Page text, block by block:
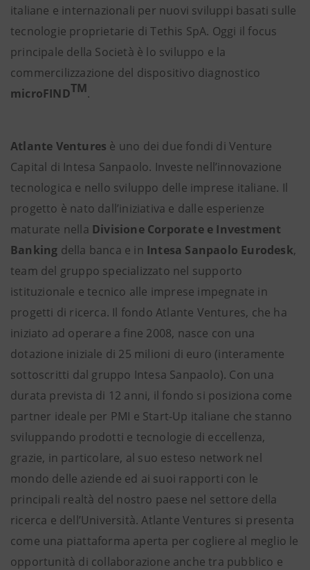
italiane e internazionali per nuovi sviluppi basati sulle
tecnologie proprietarie di Tethis SpA. Oggi il focus
principale della Società è lo sviluppo e la
commercilizzazione del dispositivo diagnostico
microFINDTM.
Atlante Ventures è uno dei due fondi di Venture
Capital di Intesa Sanpaolo. Investe nell’innovazione
tecnologica e nello sviluppo delle imprese italiane. Il
progetto è nato dall’iniziativa e dalle esperienze
maturate nella Divisione Corporate e Investment
Banking della banca e in Intesa Sanpaolo Eurodesk,
team del gruppo specializzato nel supporto
istituzionale e tecnico alle imprese impegnate in
progetti di ricerca. Il fondo Atlante Ventures, che ha
iniziato ad operare a fine 2008, nasce con una
dotazione iniziale di 25 milioni di euro (interamente
sottoscritti dal gruppo Intesa Sanpaolo). Con una
durata prevista di 12 anni, il fondo si posiziona come
partner ideale per PMI e Start-Up italiane che stanno
sviluppando prodotti e tecnologie di eccellenza,
grazie, in particolare, al suo esteso network nel
mondo delle aziende ed ai suoi rapporti con le
principali realtà del nostro paese nel settore della
ricerca e dell’Università. Atlante Ventures si presenta
come una piattaforma aperta per cogliere al meglio le
opportunità di collaborazione anche tra pubblico e